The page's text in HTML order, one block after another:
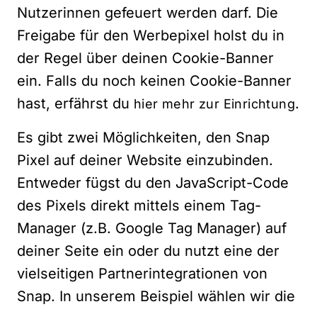
Nutzerinnen gefeuert werden darf. Die
Freigabe für den Werbepixel holst du in
der Regel über deinen Cookie-Banner
ein. Falls du noch keinen Cookie-Banner
hast, erfährst du hier mehr zur Einrichtung.
Es gibt zwei Möglichkeiten, den Snap
Pixel auf deiner Website einzubinden.
Entweder fügst du den JavaScript-Code
des Pixels direkt mittels einem Tag-
Manager (z.B. Google Tag Manager) auf
deiner Seite ein oder du nutzt eine der
vielseitigen Partnerintegrationen von
Snap. In unserem Beispiel wählen wir die